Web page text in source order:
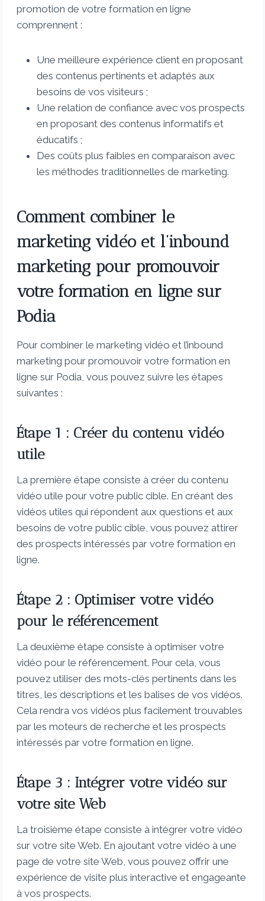
promotion de votre formation en ligne
comprennent :
Une meilleure expérience client en proposant
des contenus pertinents et adaptés aux
besoins de vos visiteurs ;
Une relation de confiance avec vos prospects
en proposant des contenus informatifs et
éducatifs ;
Des coûts plus faibles en comparaison avec
les méthodes traditionnelles de marketing.
Comment combiner le
marketing vidéo et l’inbound
marketing pour promouvoir
votre formation en ligne sur
Podia
Pour combiner le marketing vidéo et l’inbound
marketing pour promouvoir votre formation en
ligne sur Podia, vous pouvez suivre les étapes
suivantes :
Étape 1 : Créer du contenu vidéo
utile
La première étape consiste à créer du contenu
vidéo utile pour votre public cible. En créant des
vidéos utiles qui répondent aux questions et aux
besoins de votre public cible, vous pouvez attirer
des prospects intéressés par votre formation en
ligne.
Étape 2 : Optimiser votre vidéo
pour le référencement
La deuxième étape consiste à optimiser votre
vidéo pour le référencement. Pour cela, vous
pouvez utiliser des mots-clés pertinents dans les
titres, les descriptions et les balises de vos vidéos.
Cela rendra vos vidéos plus facilement trouvables
par les moteurs de recherche et les prospects
intéressés par votre formation en ligne.
Étape 3 : Intégrer votre vidéo sur
votre site Web
La troisième étape consiste à intégrer votre vidéo
sur votre site Web. En ajoutant votre vidéo à une
page de votre site Web, vous pouvez offrir une
expérience de visite plus interactive et engageante
à vos prospects.